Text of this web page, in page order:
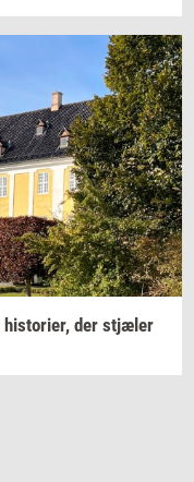
hi­sto­ri­er, der stjæ­ler